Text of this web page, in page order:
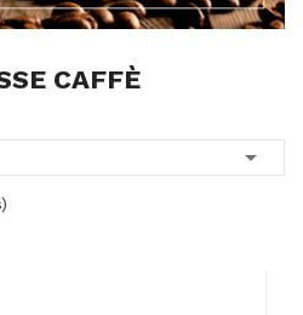
CAFFÈ
